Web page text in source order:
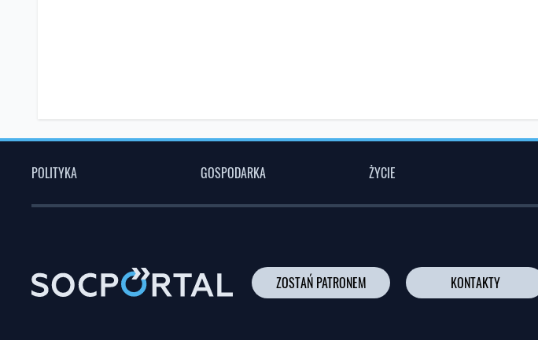
POLITYKA GOSPODARKA ŻYCIE
ZOSTAŃ PATRONEM KONTAKTY